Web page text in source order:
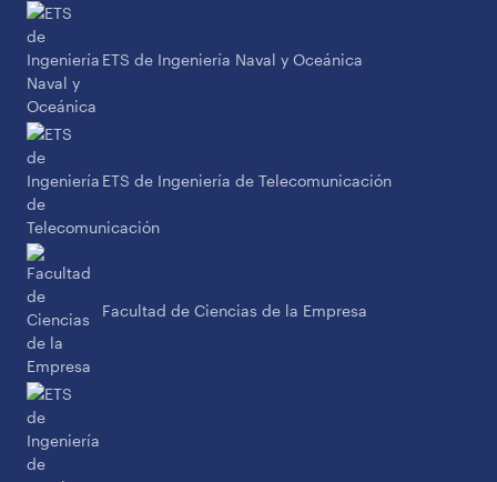
ETS de Ingeniería Naval y Oceánica
ETS de Ingeniería de Telecomunicación
Facultad de Ciencias de la Empresa